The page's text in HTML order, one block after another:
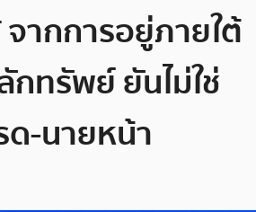
ากการอยู่ภายใต้
ทรัพย์ ยันไม่ใช่
ด-นายหน้า